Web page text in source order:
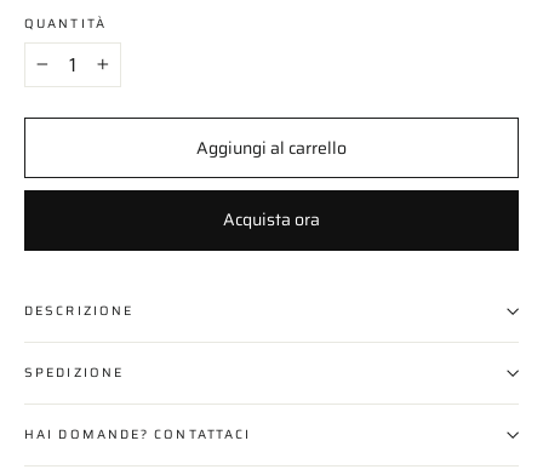
QUANTITÀ
+
Aggiungi al carrello
Acquista ora
DESCRIZIONE
SPEDIZIONE
HAI DOMANDE? CONTATTACI